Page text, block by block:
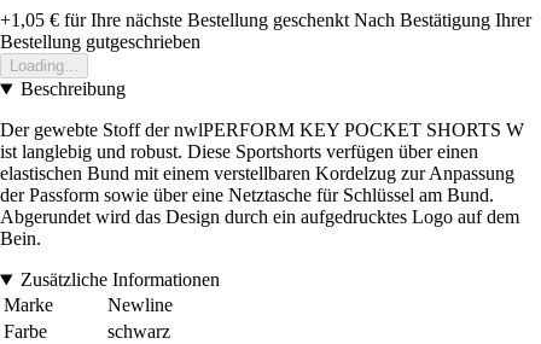
+1,05 € für Ihre nächste Bestellung geschenkt Nach Bestätigung Ihrer
Bestellung gutgeschrieben
Loading...
Beschreibung
Der gewebte Stoff der nwlPERFORM KEY POCKET SHORTS W
ist langlebig und robust. Diese Sportshorts verfügen über einen
elastischen Bund mit einem verstellbaren Kordelzug zur Anpassung
der Passform sowie über eine Netztasche für Schlüssel am Bund.
Abgerundet wird das Design durch ein aufgedrucktes Logo auf dem
Bein.
Zusätzliche Informationen
Marke
Newline
Farbe
schwarz